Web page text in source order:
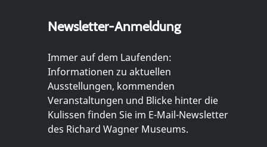
Newsletter-Anmeldung
Immer auf dem Laufenden:
Informationen zu aktuellen
Ausstellungen, kommenden
Veranstaltungen und Blicke hinter die
Kulissen finden Sie im E-Mail-Newsletter
des Richard Wagner Museums.